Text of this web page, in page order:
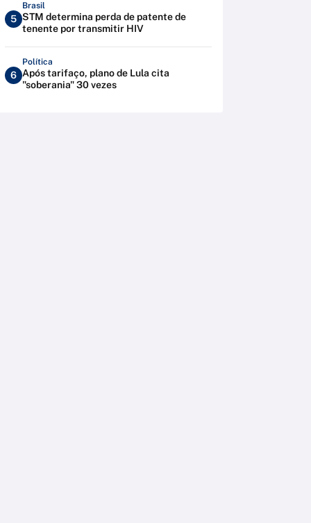
5
Brasil
STM determina perda de patente de
tenente por transmitir HIV
6
Política
Após tarifaço, plano de Lula cita
"soberania" 30 vezes